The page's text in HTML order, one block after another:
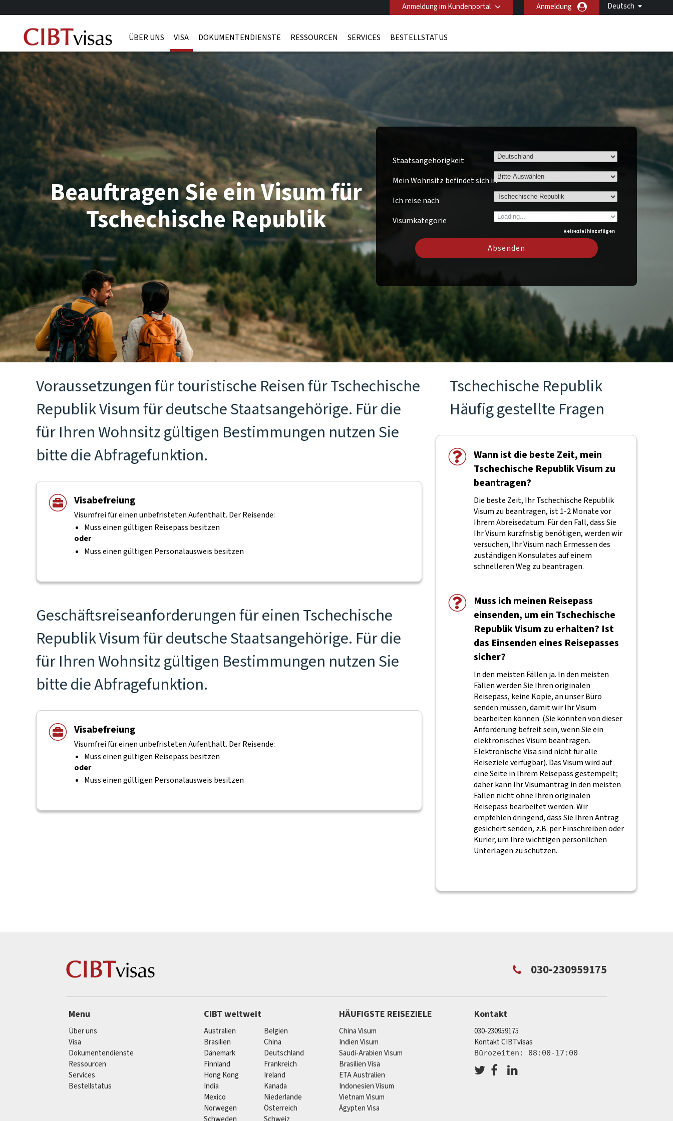
Deutsch
Anmeldung im Kundenportal Anmeldung
ÜBER UNS VISA DOKUMENTENDIENSTE RESSOURCEN SERVICES BESTELLSTATUS
Staatsangehörigkeit
Mein Wohnsitz befindet sich in
Ich reise nach
Visumkategorie
Reiseziel hinzufügen
Absenden
Beauftragen Sie ein Visum für
Tschechische Republik
Voraussetzungen für touristische Reisen für Tschechische
Republik Visum für deutsche Staatsangehörige. Für die
für Ihren Wohnsitz gültigen Bestimmungen nutzen Sie
bitte die Abfragefunktion.
Visabefreiung
Visumfrei für einen unbefristeten Aufenthalt. Der Reisende:
Muss einen gültigen Reisepass besitzen
oder
Muss einen gültigen Personalausweis besitzen
Geschäftsreiseanforderungen für einen Tschechische
Republik Visum für deutsche Staatsangehörige. Für die
für Ihren Wohnsitz gültigen Bestimmungen nutzen Sie
bitte die Abfragefunktion.
Visabefreiung
Visumfrei für einen unbefristeten Aufenthalt. Der Reisende:
Muss einen gültigen Reisepass besitzen
oder
Muss einen gültigen Personalausweis besitzen
Tschechische Republik
Häufig gestellte Fragen
Wann ist die beste Zeit, mein
Tschechische Republik Visum zu
beantragen?
Die beste Zeit, Ihr Tschechische Republik
Visum zu beantragen, ist 1-2 Monate vor
Ihrem Abreisedatum. Für den Fall, dass Sie
Ihr Visum kurzfristig benötigen, werden wir
versuchen, Ihr Visum nach Ermessen des
zuständigen Konsulates auf einem
schnelleren Weg zu beantragen.
Muss ich meinen Reisepass
einsenden, um ein Tschechische
Republik Visum zu erhalten? Ist
das Einsenden eines Reisepasses
sicher?
In den meisten Fällen ja. In den meisten
Fällen werden Sie Ihren originalen
Reisepass, keine Kopie, an unser Büro
senden müssen, damit wir Ihr Visum
bearbeiten können. (Sie könnten von dieser
Anforderung befreit sein, wenn Sie ein
elektronisches Visum beantragen.
Elektronische Visa sind nicht für alle
Reiseziele verfügbar). Das Visum wird auf
eine Seite in Ihrem Reisepass gestempelt;
daher kann Ihr Visumantrag in den meisten
Fällen nicht ohne Ihren originalen
Reisepass bearbeitet werden. Wir
empfehlen dringend, dass Sie Ihren Antrag
gesichert senden, z.B. per Einschreiben oder
Kurier, um Ihre wichtigen persönlichen
Unterlagen zu schützen.
030-230959175
Menu
Über uns
Visa
Dokumentendienste
Ressourcen
Services
Bestellstatus
CIBT weltweit
Australien
Belgien
Brasilien
China
Dänemark
Deutschland
Finnland
Frankreich
Hong Kong
Ireland
India
Kanada
Mexico
Niederlande
Norwegen
Österreich
HÄUFIGSTE REISEZIELE
China Visum
Indien Visum
Saudi-Arabien Visum
Brasilien Visa
ETA Australien
Indonesien Visum
Vietnam Visum
Ägypten Visa
Kontakt
030-230959175
Kontakt CIBTvisas
Bürozeiten: 08:00-17:00